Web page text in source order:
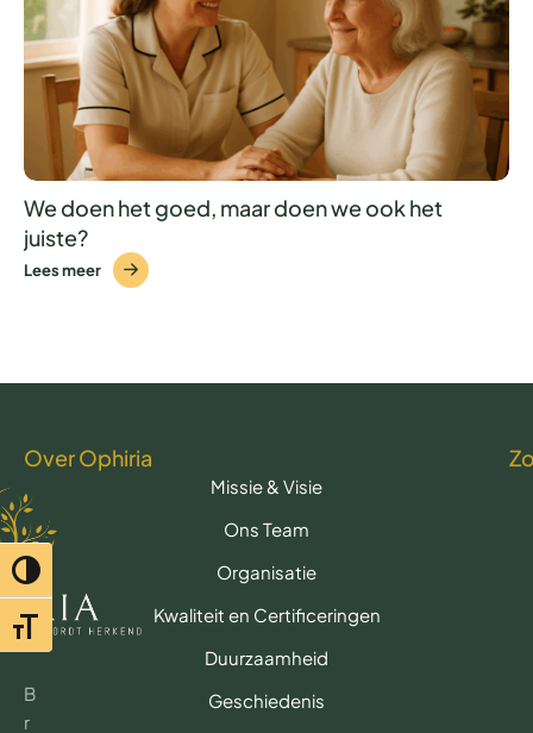
Toggle hoog contrast
Toggle lettertypegrootte
We doen het goed, maar doen we ook het
juiste?
Lees meer
B
r
Over Ophiria
Missie & Visie
Ons Team
Organisatie
Kwaliteit en Certificeringen
Duurzaamheid
Geschiedenis